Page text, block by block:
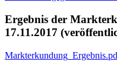
Ergebnis der
17.11.2017